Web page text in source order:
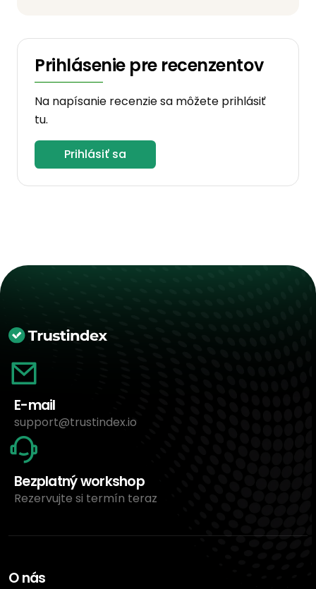
Prihlásenie pre recenzentov
Na napísanie recenzie sa môžete prihlásiť
tu.
Prihlásiť sa
E-mail
support@trustindex.io
Bezplatný workshop
Rezervujte si termín teraz
O nás